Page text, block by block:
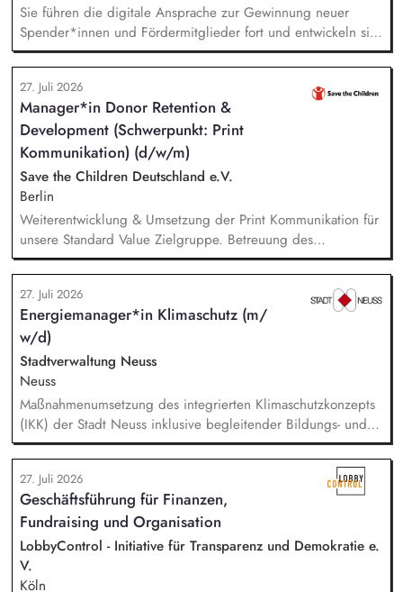
Sie führen die digitale Ansprache zur Gewinnung neuer
Spender*innen und Fördermitglieder fort und entwickeln sie
weiter. Sie sind verantwortlich für unsere E-Mailings und
steuern diese ganzheitlich - angefangen bei der Planung,
Zielgruppensegmentierung und Themenauswahl übers Texten
bis hin zur technischen Abwicklung und deren
kontinuierlichen Optimierung und Weiterentwicklung.
27. Juli 2026
Manager*in Donor Retention &
Development (Schwerpunkt: Print
Kommunikation) (d/w/m)
Save the Children Deutschland e.V.
Berlin
Weiterentwicklung & Umsetzung der Print Kommunikation für
unsere Standard Value Zielgruppe. Betreuung des
postalischen Mailing-Programm inkl. der Spendenmagazine
und Spendenaufrufe sowie der Print Kommunikation innerhalb
unserer Donor Journeys. Ko-Produktion von Content für die
Print Kommunikation in enger Zusammenarbeit mit dem Team
Brand, Content & Publikationen. Redaktion und Prüfung von
Content/Texten für andere Kanäle und Medien.
27. Juli 2026
Energiemanager*in Klimaschutz (m/
w/d)
Stadtverwaltung Neuss
Neuss
Maßnahmenumsetzung des integrierten Klimaschutzkonzepts
(IKK) der Stadt Neuss inklusive begleitender Bildungs- und
Öffentlichkeitsarbeit sowie Fortschreibung des IKK.
Monitoring und Berichterstattung zu den ca. 60 städtischen
PV-Anlagen sowie Planung weiterer Anlageninstallationen.
Prüfung, Planung und Umsetzung von Modellen zu Energy-
Sharing und/oder Strombilanzkreismodellen. Eigenständige
Fördermittelakquise und Durchführung von Förderprojekten
in den Bereichen regenerative Energien sowie
energiesparendes Bauen und Sanieren.
27. Juli 2026
Geschäftsführung für Finanzen,
Fundraising und Organisation
LobbyControl - Initiative für Transparenz und Demokratie e.
V.
Köln